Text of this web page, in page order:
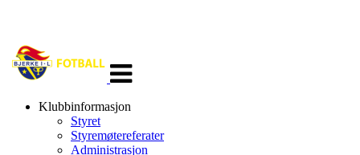
navigasjon
Klubbinformasjon
Styret
Styremøtereferater
Administrasjon